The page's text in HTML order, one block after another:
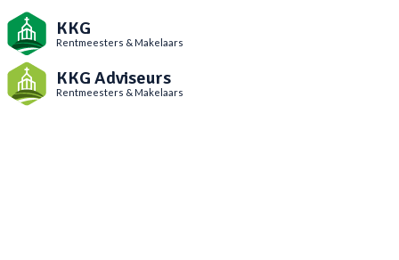
KKG
Rentmeesters & Makelaars
KKG Adviseurs
Rentmeesters & Makelaars